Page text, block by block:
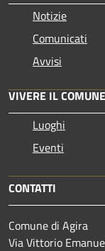
Notizie
Comunicati
Avvisi
VIVERE IL COMUNE
Luoghi
Eventi
CONTATTI
Comune di Agira
Via Vittorio